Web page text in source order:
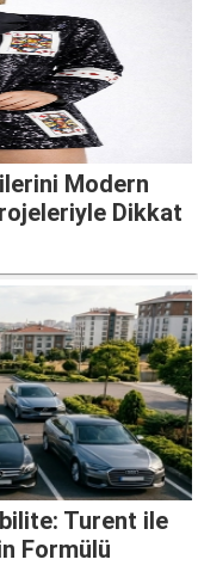
Modern
Dikkat
Turent ile
Formülü